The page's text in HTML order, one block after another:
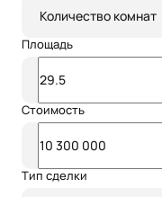
Количество комнат
Площадь
Стоимость
Тип сделки